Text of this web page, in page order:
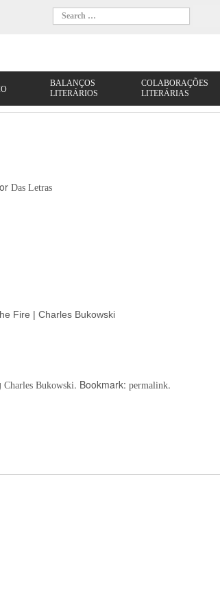
Das Letras
Fire | Charles Bukowski
Charles Bukowski. Bookmark: permalink.